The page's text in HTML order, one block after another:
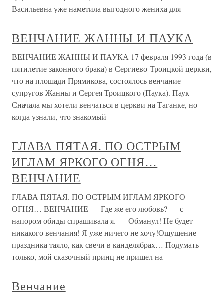
Васильевна уже наметила выгодного жениха для
ВЕНЧАНИЕ ЖАННЫ И ПАУКА
ВЕНЧАНИЕ ЖАННЫ И ПАУКА 17 февраля 1993 года (в
пятилетие законного брака) в Сергиево-Троицкой церкви,
что на плошади Прямикова, состоялось венчание
супругов Жанны и Сергея Троицкого (Паука). Паук —
Сначала мы хотели венчаться в церкви на Таганке, но
когда узнали, что знакомый
ГЛАВА ПЯТАЯ. ПО ОСТРЫМ
ИГЛАМ ЯРКОГО ОГНЯ…
ВЕНЧАНИЕ
ГЛАВА ПЯТАЯ. ПО ОСТРЫМ ИГЛАМ ЯРКОГО
ОГНЯ… ВЕНЧАНИЕ — Где же его любовь? — с
напором обиды спрашивала я. — Обманул! Не будет
никакого венчания! Я уже ничего не хочу!Ощущение
праздника таяло, как свечи в канделябрах… Подумать
только, мой сказочный принц не пришел на
Венчание